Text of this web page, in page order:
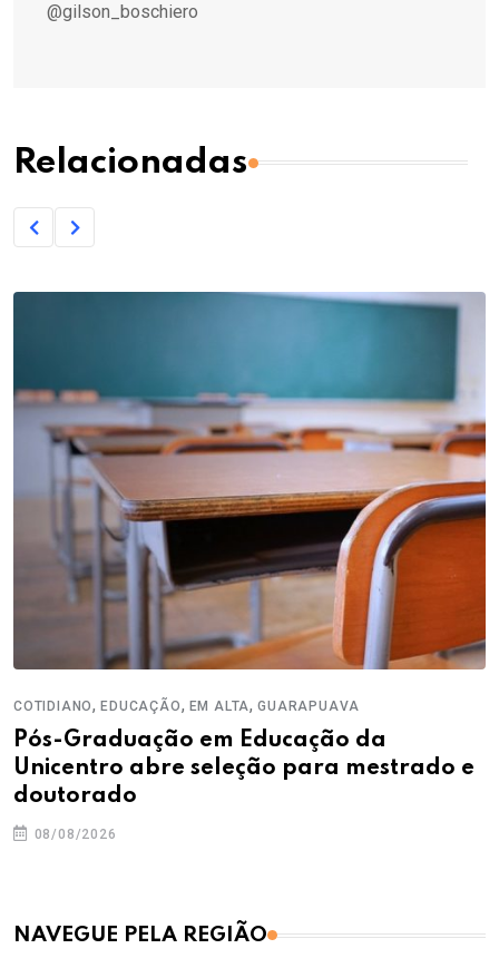
@gilson_boschiero
Relacionadas
COTIDIANO,EDUCAÇÃO, EM ALTA,GUARAPUAVA
Pós-Graduação em Educação da
Unicentro abre seleção para mestrado e
doutorado
08/08/2026
NAVEGUE PELA REGIÃO